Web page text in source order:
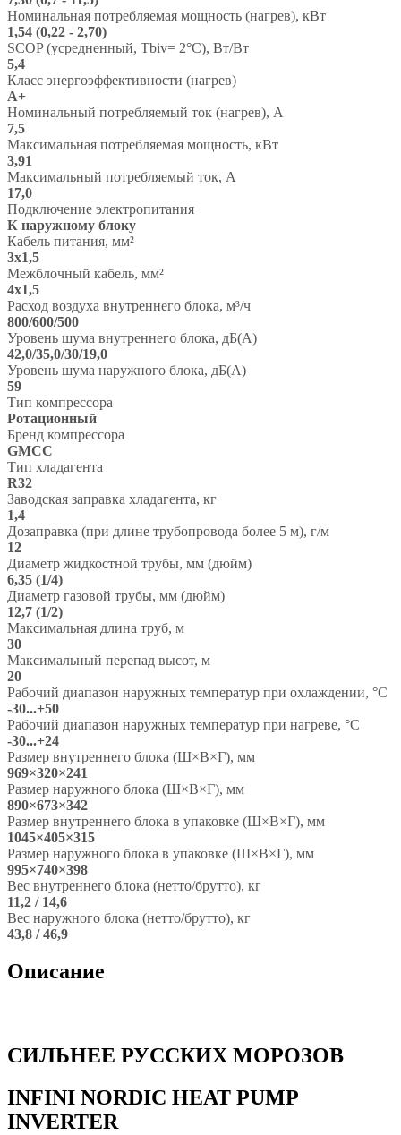
Номинальная потребляемая мощность (нагрев), кВт
1,54 (0,22 - 2,70)
SCOP (усредненный, Tbiv= 2°C), Вт/Вт
5,4
Класс энергоэффективности (нагрев)
A+
Номинальный потребляемый ток (нагрев), А
7,5
Максимальная потребляемая мощность, кВт
3,91
Максимальный потребляемый ток, А
17,0
Подключение электропитания
К наружному блоку
Кабель питания, мм²
3x1,5
Межблочный кабель, мм²
4x1,5
Расход воздуха внутреннего блока, м³/ч
800/600/500
Уровень шума внутреннего блока, дБ(А)
42,0/35,0/30/19,0
Уровень шума наружного блока, дБ(А)
59
Тип компрессора
Ротационный
Бренд компрессора
GMCC
Тип хладагента
R32
Заводская заправка хладагента, кг
1,4
Дозаправка (при длине трубопровода более 5 м), г/м
12
Диаметр жидкостной трубы, мм (дюйм)
6,35 (1/4)
Диаметр газовой трубы, мм (дюйм)
12,7 (1/2)
Максимальная длина труб, м
30
Максимальный перепад высот, м
20
Рабочий диапазон наружных температур при охлаждении, °C
-30...+50
Рабочий диапазон наружных температур при нагреве, °C
-30...+24
Размер внутреннего блока (Ш×В×Г), мм
969×320×241
Размер наружного блока (Ш×В×Г), мм
890×673×342
Размер внутреннего блока в упаковке (Ш×В×Г), мм
1045×405×315
Размер наружного блока в упаковке (Ш×В×Г), мм
995×740×398
Вес внутреннего блока (нетто/брутто), кг
11,2 / 14,6
Вес наружного блока (нетто/брутто), кг
43,8 / 46,9
Описание
СИЛЬНЕЕ РУССКИХ МОРОЗОВ
INFINI NORDIC HEAT PUMP
INVERTER